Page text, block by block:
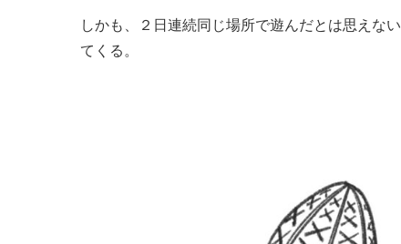
しかも、２日連続同じ場所で遊んだとは思えな
てくる。